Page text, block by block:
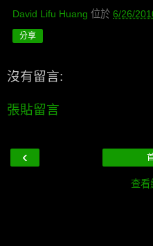
David Lifu Huang 位於 6/26/
分享
沒有留言:
張貼留言
‹
查看